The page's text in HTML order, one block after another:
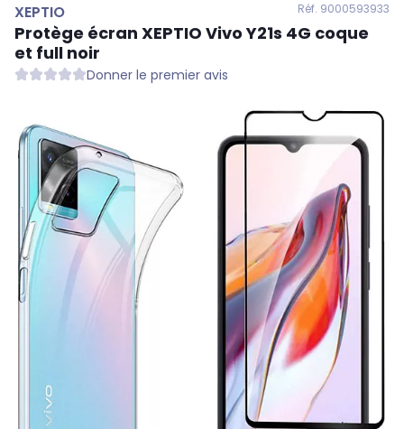
XEPTIO Réf. 9000593933
Protège écran XEPTIO Vivo Y21s 4G coque
et full noir
Donner le premier avis